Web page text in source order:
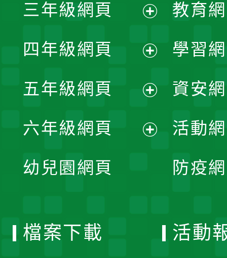
選
單
開
選
單
三年級網頁
開
選
單
四年級網頁
開
選
五年級網頁
開
六年級網頁
幼兒園網頁
教育
學習
資安
活動
防疫
檔案下載 活動